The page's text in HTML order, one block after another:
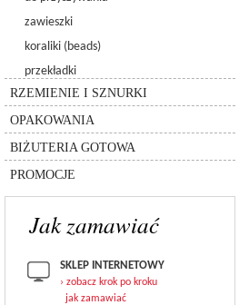
zawieszki
6480 - spike pendant
6049
koraliki (beads)
8558-lighting collection
przekładki
RZEMIENIE I SZNURKI
rzemień
silikon
sznurki
OPAKOWANIA
inne
pudełka
torebki
BIŻUTERIA GOTOWA
łańcuszki
inne
bransolety
zestawy
PROMOCJE
Jak zamawiać
SKLEP INTERNETOWY
› zobacz krok po kroku
jak zamawiać